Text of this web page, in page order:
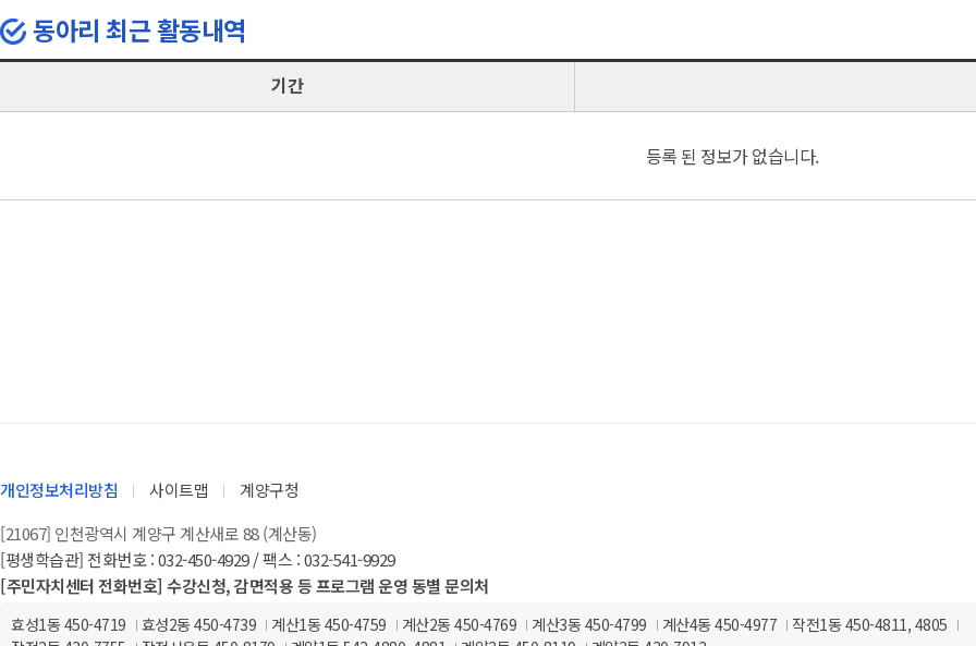
동아리 최근 활동내역
기간
등록 된 정보가 없습니다.
개인정보처리방침 사이트맵
계양구청
[21067] 인천광역시 계양구 계산새로 88 (계산동)
[평생학습관] 전화번호 : 032-450-4929 / 팩스 : 032-541-9929
[주민자치센터 전화번호] 수강신청, 감면적용 등 프로그램 운영 동별 문의처
효성1동 450-4719 효성2동 450-4739 계산1동 450-4759 계산2동 450-4769 계산3동 450-4799 계산4동 450-4977
작전1동 450-4811, 4805